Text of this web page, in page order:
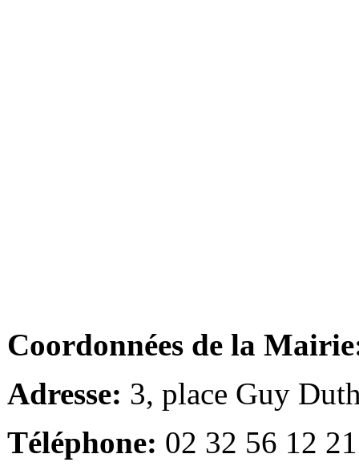
Coordonnées de la
Adresse: 3, place Guy
Téléphone: 02 32 56 12 21